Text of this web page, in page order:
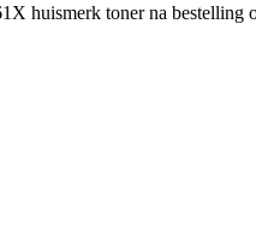
huismerk toner na bestelling